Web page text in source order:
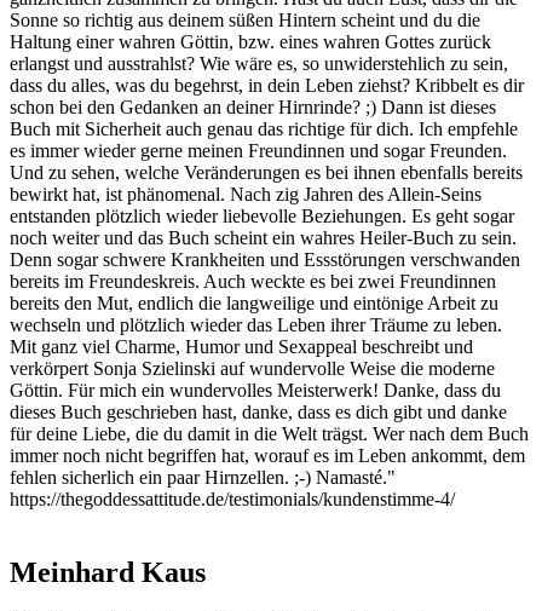
Sonne so richtig aus deinem süßen Hintern scheint und du die
Haltung einer wahren Göttin, bzw. eines wahren Gottes zurück
erlangst und ausstrahlst? Wie wäre es, so unwiderstehlich zu sein,
dass du alles, was du begehrst, in dein Leben ziehst? Kribbelt es dir
schon bei den Gedanken an deiner Hirnrinde? ;) Dann ist dieses
Buch mit Sicherheit auch genau das richtige für dich. Ich empfehle
es immer wieder gerne meinen Freundinnen und sogar Freunden.
Und zu sehen, welche Veränderungen es bei ihnen ebenfalls bereits
bewirkt hat, ist phänomenal. Nach zig Jahren des Allein-Seins
entstanden plötzlich wieder liebevolle Beziehungen. Es geht sogar
noch weiter und das Buch scheint ein wahres Heiler-Buch zu sein.
Denn sogar schwere Krankheiten und Essstörungen verschwanden
bereits im Freundeskreis. Auch weckte es bei zwei Freundinnen
bereits den Mut, endlich die langweilige und eintönige Arbeit zu
wechseln und plötzlich wieder das Leben ihrer Träume zu leben.
Mit ganz viel Charme, Humor und Sexappeal beschreibt und
verkörpert Sonja Szielinski auf wundervolle Weise die moderne
Göttin. Für mich ein wundervolles Meisterwerk! Danke, dass du
dieses Buch geschrieben hast, danke, dass es dich gibt und danke
für deine Liebe, die du damit in die Welt trägst. Wer nach dem Buch
immer noch nicht begriffen hat, worauf es im Leben ankommt, dem
fehlen sicherlich ein paar Hirnzellen. ;-) Namasté."
https://thegoddessattitude.de/testimonials/kundenstimme-4/
Meinhard Kaus